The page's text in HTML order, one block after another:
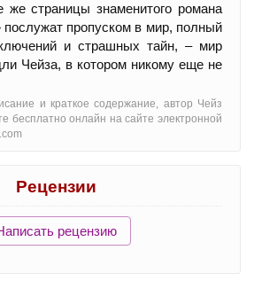
же страницы знаменитого романа
пропуском в мир, полный
и страшных тайн, – мир
Чейза, в котором никому еще не
и краткое содержание, автор Чейз
бесплатно онлайн на сайте электронной
Рецензии
рецензию